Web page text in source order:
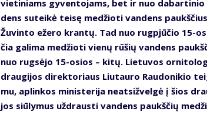
vie­ti­niams gy­ven­to­jams, bet ir nuo
dens su­tei­kė tei­sę me­džio­ti van­dens
Žu­vin­to eže­ro kran­tų. Tad nuo rug­pjū­čio 15-
čia ga­li­ma me­džio­ti vie­nų rū­šių van­dens
nuo rug­sė­jo 15-osios – ki­tų. Lie­tu­vos
drau­gi­jos di­rek­to­riaus Liu­tau­ro Rau­do­ni­kio
mu, ap­lin­kos mi­nis­te­ri­ja neat­si­žvel­gė į šios
jos siū­ly­mus už­draus­ti van­dens paukš­čių